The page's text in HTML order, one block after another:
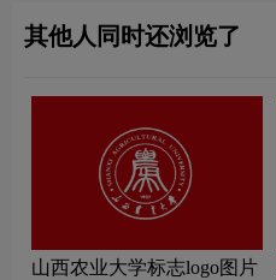
其他人同时还浏览了
山西农业大学标志logo图片